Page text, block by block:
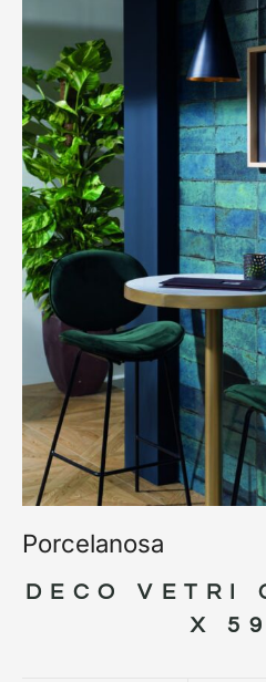
Porcelanosa
DECO VETRI
X